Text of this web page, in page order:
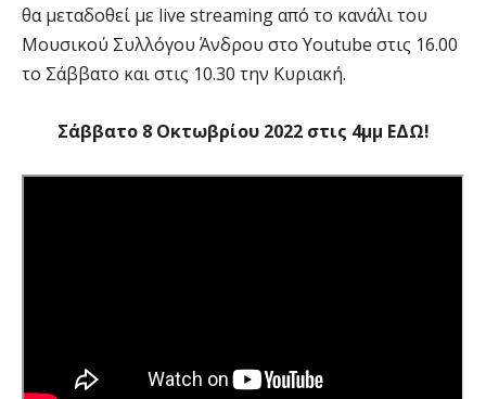
θα μεταδοθεί με live streaming από το κανάλι του
Mουσικού Συλλόγου Άνδρου στο Youtube στις 16.00
το Σάββατο και στις 10.30 την Κυριακή.
Σάββατο 8 Οκτωβρίου 2022 στις 4μμ ΕΔΩ!